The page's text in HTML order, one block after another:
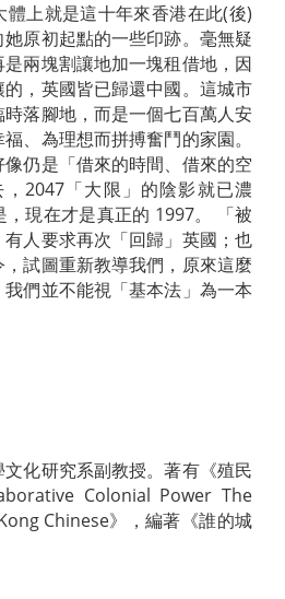
上就是這十年來香港在此(後)
原初起點的一些印跡。毫無疑
兩塊割讓地加一塊租借地，因
，英國皆已歸還中國。這城市
落腳地，而是一個七百萬人安
、為理想而拼搏奮鬥的家園。
仍是「借來的時間、借來的空
2047「大限」的陰影就已濃
現在才是真正的 1997。 「被
人要求再次「回歸」英國；也
試圖重新教導我們，原來這麼
們並不能視「基本法」為一本
文化研究系副教授。著有《殖民
Colonial Power The
Chinese》，編著《誰的城